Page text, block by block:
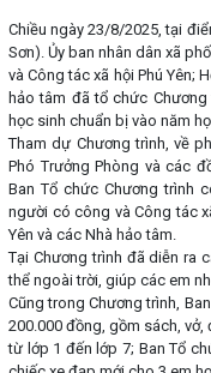
Chiều ngày 23/8/2025, tại
Sơn). Ủy ban nhân dân xã
và Công tác xã hội Phú Yên;
hảo tâm đã tổ chức
học sinh chuẩn bị vào năm
Tham dự Chương trình, về
Phó Trưởng Phòng và các
Ban Tổ chức Chương trình
người có công và Công tác
Yên và các Nhà hảo tâm.
Tại Chương trình đã diễn ra
thể ngoài trời, giúp các em
Cũng trong Chương trình,
200.000 đồng, gồm sách,
từ lớp 1 đến lớp 7; Ban Tổ